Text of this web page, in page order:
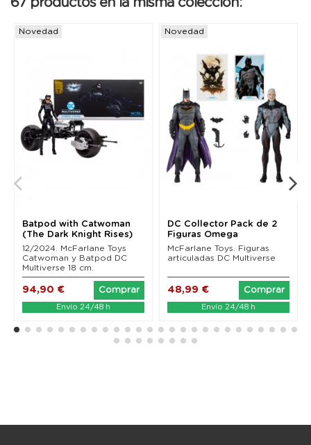
67 productos en la misma colección:
Novedad
Batpod with Catwoman
(The Dark Knight Rises)
Mcfarlane Toys
12/2024. McFarlane Toys
Catwoman y Batpod DC
Multiverse 18 cm.
94,90 € Comprar
Envío 24/48 h
Novedad
DC Collector Pack de 2
Figuras Omega
(Unmasked) & Batman...
McFarlane Toys. Figuras
articuladas DC Multiverse
48,99 € Comprar
Envío 24/48 h